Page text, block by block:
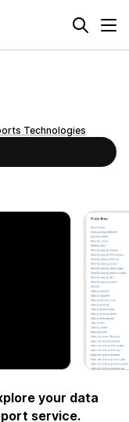
Technologies
your data
service.